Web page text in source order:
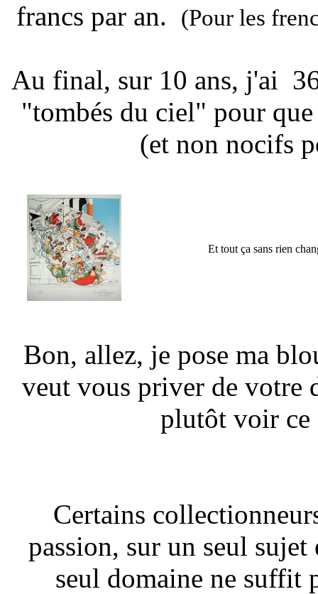
francs par an.
(Pour les
Au final, sur 10 ans, j'ai
"tombés du ciel" pour
(et non nocifs
Et tout ça sans rien
Bon, allez, je pose ma
veut vous priver de votre
plutôt voir ce
Certains
passion, sur un seul
seul domaine ne suffit